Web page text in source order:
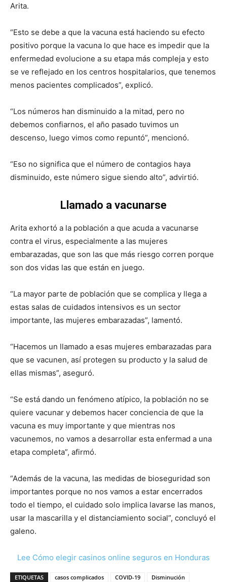
Arita.
“Esto se debe a que la vacuna está haciendo su efecto
positivo porque la vacuna lo que hace es impedir que la
enfermedad evolucione a su etapa más compleja y esto
se ve reflejado en los centros hospitalarios, que tenemos
menos pacientes complicados”, explicó.
“Los números han disminuido a la mitad, pero no
debemos confiarnos, el año pasado tuvimos un
descenso, luego vimos como repuntó”, mencionó.
“Eso no significa que el número de contagios haya
disminuido, este número sigue siendo alto”, advirtió.
Llamado a vacunarse
Arita exhortó a la población a que acuda a vacunarse
contra el virus, especialmente a las mujeres
embarazadas, que son las que más riesgo corren porque
son dos vidas las que están en juego.
“La mayor parte de población que se complica y llega a
estas salas de cuidados intensivos es un sector
importante, las mujeres embarazadas”, lamentó.
“Hacemos un llamado a esas mujeres embarazadas para
que se vacunen, así protegen su producto y la salud de
ellas mismas”, aseguró.
“Se está dando un fenómeno atípico, la población no se
quiere vacunar y debemos hacer conciencia de que la
vacuna es muy importante y que mientras nos
vacunemos, no vamos a desarrollar esta enfermad a una
etapa completa”, afirmó.
“Además de la vacuna, las medidas de bioseguridad son
importantes porque no nos vamos a estar encerrados
todo el tiempo, el cuidado solo implica lavarse las manos,
usar la mascarilla y el distanciamiento social”, concluyó el
galeno.
Lee Cómo elegir casinos online seguros en Honduras
ETIQUETAS casos complicados COVID-19
Disminución